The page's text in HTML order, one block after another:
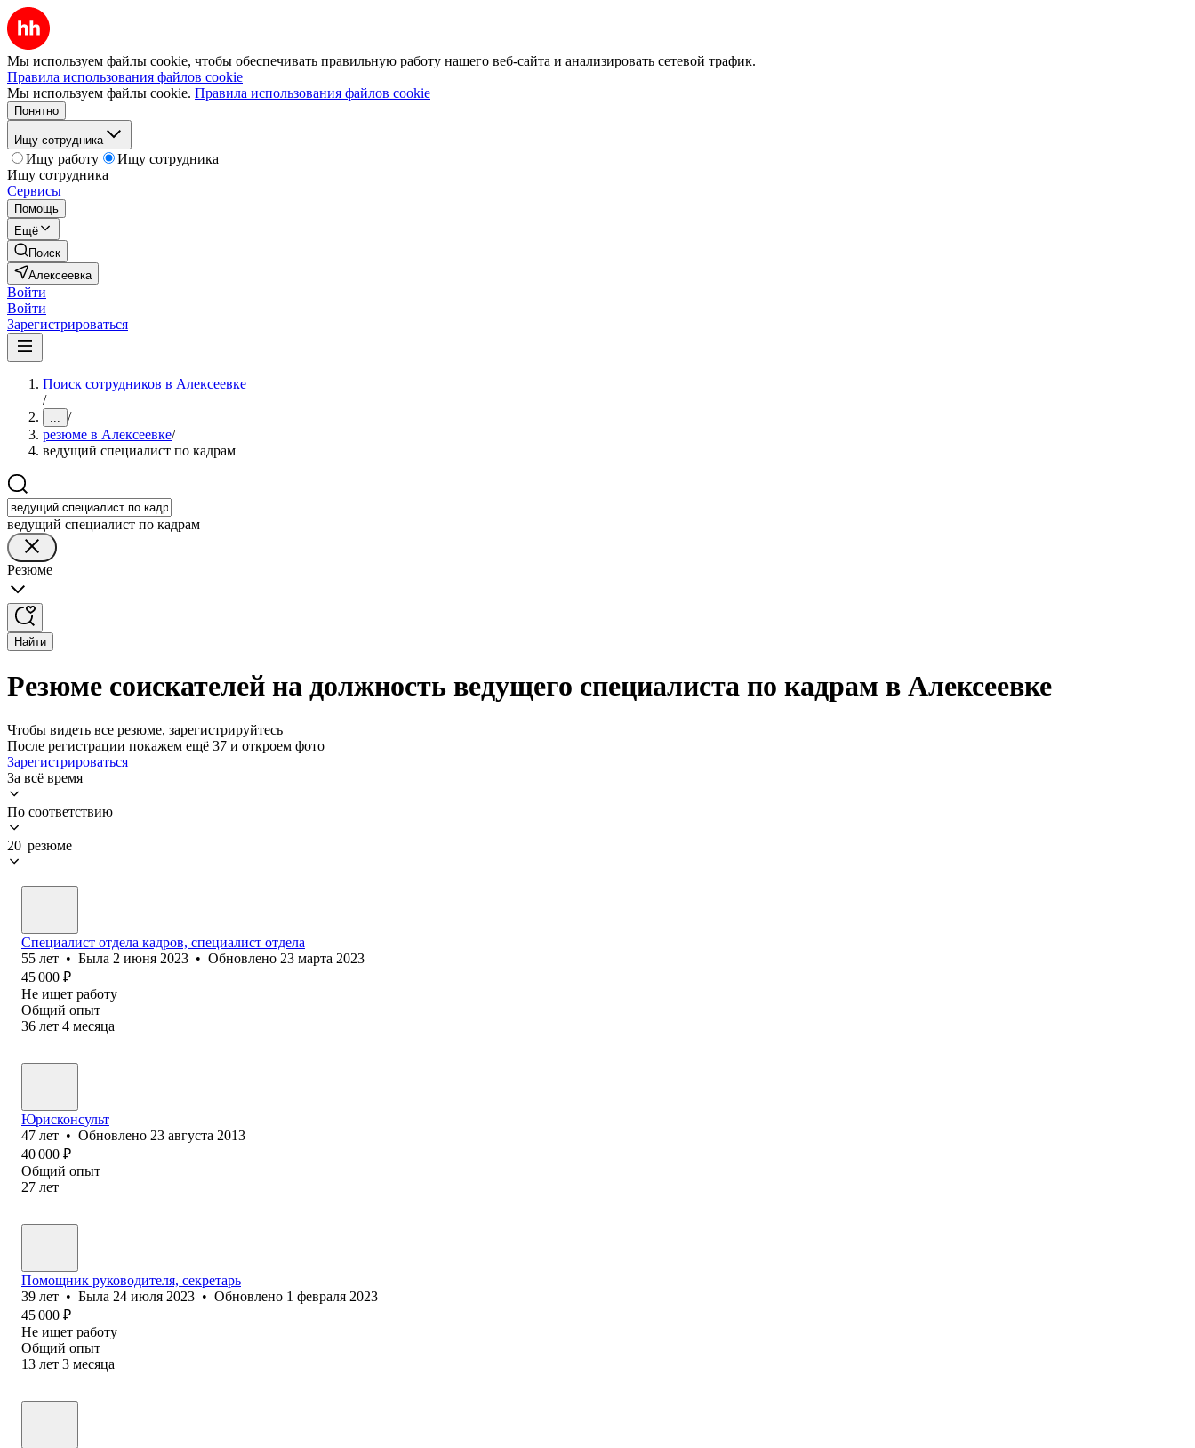
Мы используем файлы cookie, чтобы обеспечивать правильную работу нашего веб-сайта и анализировать сетевой трафик.
Правила использования файлов cookie
Мы используем файлы cookie. Правила использования файлов cookie
Понятно
Ищу сотрудника
Ищу работу
Ищу сотрудника
Ищу сотрудника
Сервисы
Помощь
Ещё
Поиск
Алексеевка
Войти
Войти
Зарегистрироваться
Поиск сотрудников в Алексеевке
/
... /
резюме в Алексеевке/
ведущий специалист по кадрам
ведущий специалист по кадрам
Резюме
Найти
Резюме соискателей на должность ведущего специалиста по кадрам в Алексеевке
Чтобы видеть все резюме, зарегистрируйтесь
После регистрации покажем ещё 37 и откроем фото
Зарегистрироваться
За всё время
По соответствию
20 резюме
Специалист отдела кадров, специалист отдела
55 лет • Была 2 июня 2023 • Обновлено 23 марта 2023
45 000 ₽
Не ищет работу
Общий опыт
36 лет 4 месяца
Юрисконсульт
47 лет • Обновлено 23 августа 2013
40 000 ₽
Общий опыт
27 лет
Помощник руководителя, секретарь
39 лет • Была 24 июля 2023 • Обновлено 1 февраля 2023
45 000 ₽
Не ищет работу
Общий опыт
13 лет 3 месяца